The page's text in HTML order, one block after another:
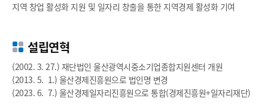
지역 창업 활성화 지원 및 일자리 창출을 통한 지역경제 활성화 기여
설립연혁
(2002. 3. 27.) 재단법인 울산광역시중소기업종합지원센터 개원
(2013. 5. 1.) 울산경제진흥원으로 법인명 변경
(2023. 6. 7.) 울산경제일자리진흥원으로 통합(경제진흥원+일자리재단)